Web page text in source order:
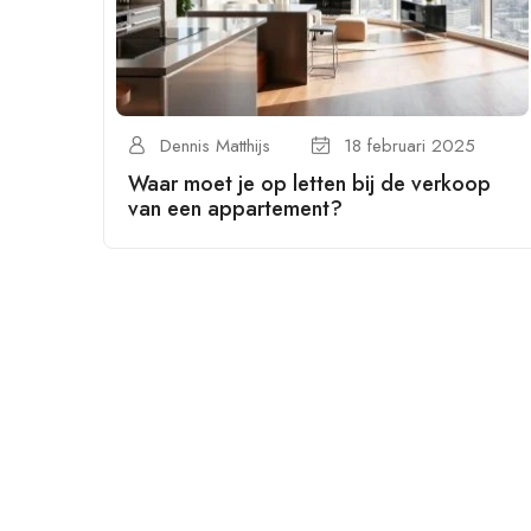
Dennis Matthijs 18 februari 2025
Waar moet je op letten bij de verkoop
van een appartement?